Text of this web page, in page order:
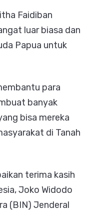
Faidiban
luar biasa dan
Papua untuk
para
banyak
bisa mereka
di Tanah
terima kasih
Joko Widodo
(BIN) Jenderal